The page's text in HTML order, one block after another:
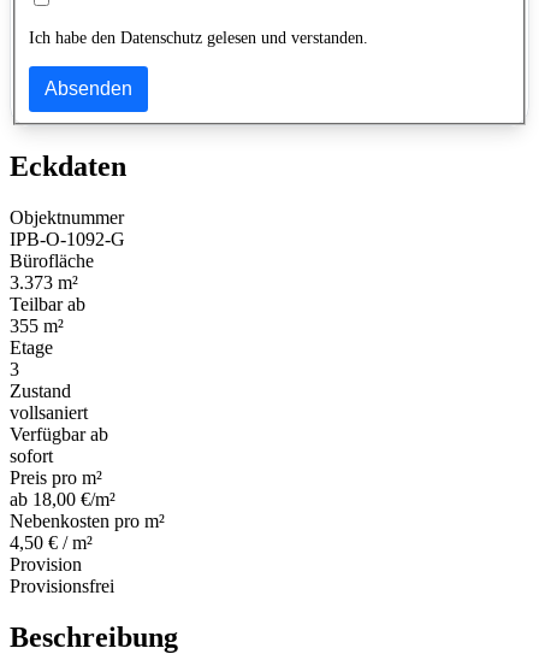
Ich habe den Datenschutz gelesen und verstanden.
Absenden
Eckdaten
Objektnummer
IPB-O-1092-G
Bürofläche
3.373 m²
Teilbar ab
355 m²
Etage
3
Zustand
vollsaniert
Verfügbar ab
sofort
Preis pro m²
ab 18,00 €/m²
Nebenkosten pro m²
4,50 € / m²
Provision
Provisionsfrei
Beschreibung